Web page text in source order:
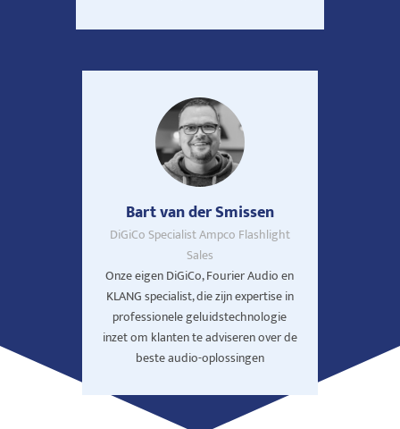
Bart van der Smissen
DiGiCo Specialist Ampco Flashlight
Sales
Onze eigen DiGiCo, Fourier Audio en
KLANG specialist, die zijn expertise in
professionele geluidstechnologie
inzet om klanten te adviseren over de
beste audio-oplossingen